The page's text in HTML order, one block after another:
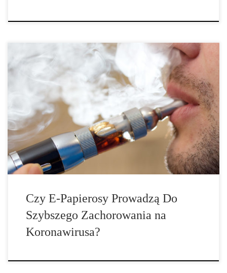
O tym, że palacze tytoniu są bardziej narażeni na zakażenie
koronawirusem i jego poważniejszy przebieg wiadomo niemal od
początku pandemii. Jak jednak jest z e-papierosami, które są
uważane za zdrową alternatywę zwykłych, tytoniowych
papierosów? Czy użytkownicy e-papierosów mogą czuć się
bezpiecznie? Jak pokazuje wynik dużego sondażu
przeprowadzonego w USA, prawdopodobieństwo […]
Czy E-Papierosy Prowadzą Do
Szybszego Zachorowania na
Koronawirusa?